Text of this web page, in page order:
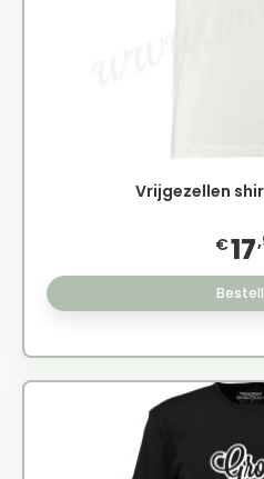
Vrijgezellen
€17